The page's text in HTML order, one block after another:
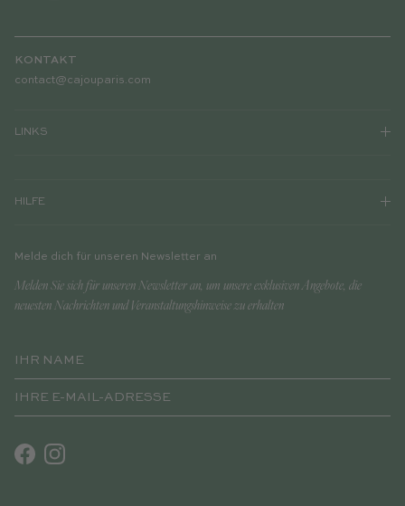
KONTAKT
contact@cajouparis.com
LINKS
HILFE
Melde dich für unseren Newsletter an
Melden Sie sich für unseren Newsletter an, um unsere exklusiven Angebote, die
neuesten Nachrichten und Veranstaltungshinweise zu erhalten
FacebookInstagram